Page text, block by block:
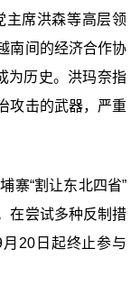
主席洪森等高层领
南间的经济合作协
为历史。洪玛奈指
攻击的武器，严重
寨“割让东北四省”
在尝试多种反制措
20日起终止参与